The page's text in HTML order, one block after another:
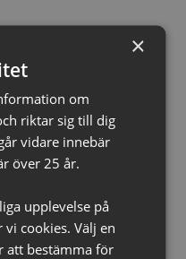
×
om
riktar sig till dig
vidare innebär
över 25 år.
upplevelse på
cookies. Välj en
att bestämma för